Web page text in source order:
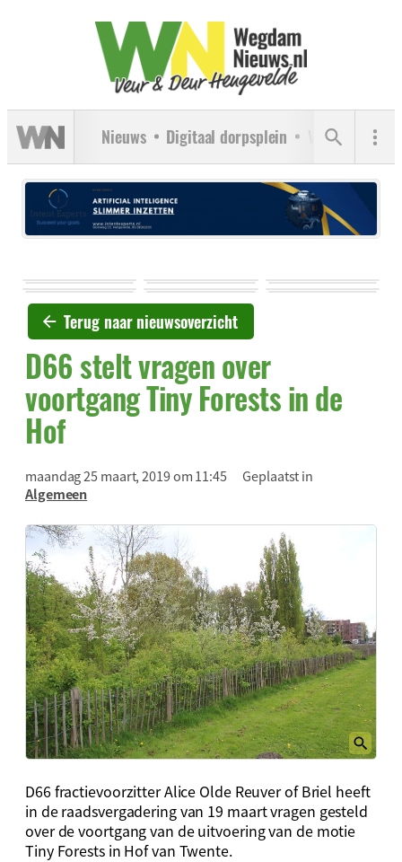
Nieuws Digitaal dorpsplein Verenigingen
Terug naar nieuwsoverzicht
D66 stelt vragen over
voortgang Tiny Forests in de
Hof
maandag 25 maart, 2019 om 11:45
Geplaatst in
Algemeen
D66 fractievoorzitter Alice Olde Reuver of Briel heeft
in de raadsvergadering van 19 maart vragen gesteld
over de voortgang van de uitvoering van de motie
Tiny Forests in Hof van Twente.